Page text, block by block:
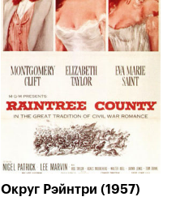
Округ Рэйнтри (1957)